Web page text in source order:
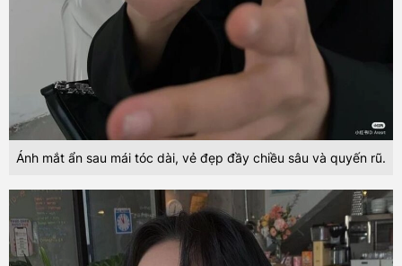
Ánh mắt ẩn sau mái tóc dài, vẻ đẹp đầy chiều sâu và quyến rũ.